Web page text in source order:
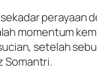
perayaan
momentum
setelah
Somantri.